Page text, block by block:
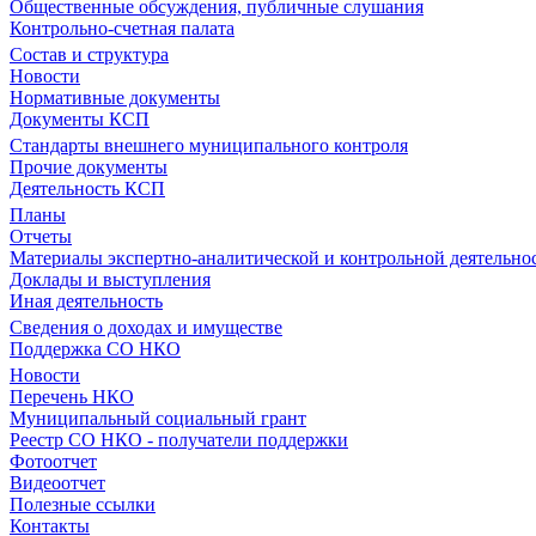
Общественные обсуждения, публичные слушания
Контрольно-счетная палата
Состав и структура
Новости
Нормативные документы
Документы КСП
Стандарты внешнего муниципального контроля
Прочие документы
Деятельность КСП
Планы
Отчеты
Материалы экспертно-аналитической и контрольной
Доклады и выступления
Иная деятельность
Сведения о доходах и имуществе
Поддержка СО НКО
Новости
Перечень НКО
Муниципальный социальный грант
Реестр СО НКО - получатели поддержки
Фотоотчет
Видеоотчет
Полезные ссылки
Контакты